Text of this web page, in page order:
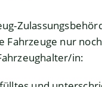
Fahrzeuge nur
in: